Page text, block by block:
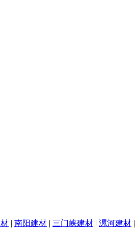
| 南阳建材 | 三门峡建材 | 漯河建材 |